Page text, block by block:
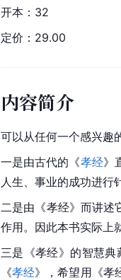
开本：32
定价：29.00
内容简介
可以从任何一个感兴趣
一是由古代的《孝经》
人生、事业的成功进行
二是由《孝经》而讲述
作用。因此本书实际上
三是《孝经》的智慧
《孝经》，希望用《孝